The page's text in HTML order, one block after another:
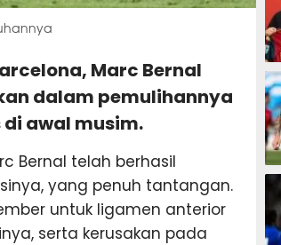
Marc Bernal
dalam pemulihannya
awal musim.
Bernal telah berhasil
yang penuh tantangan.
untuk ligamen anterior
serta kerusakan pada